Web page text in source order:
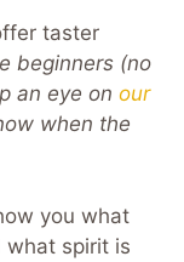
taster
beginners (no
an eye on our
when the
you what
what spirit is